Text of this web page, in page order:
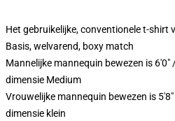
Het gebruikelijke, conventionele t-shirt
Basis, welvarend, boxy match
Mannelijke mannequin bewezen is
dimensie Medium
Vrouwelijke mannequin bewezen is
dimensie klein